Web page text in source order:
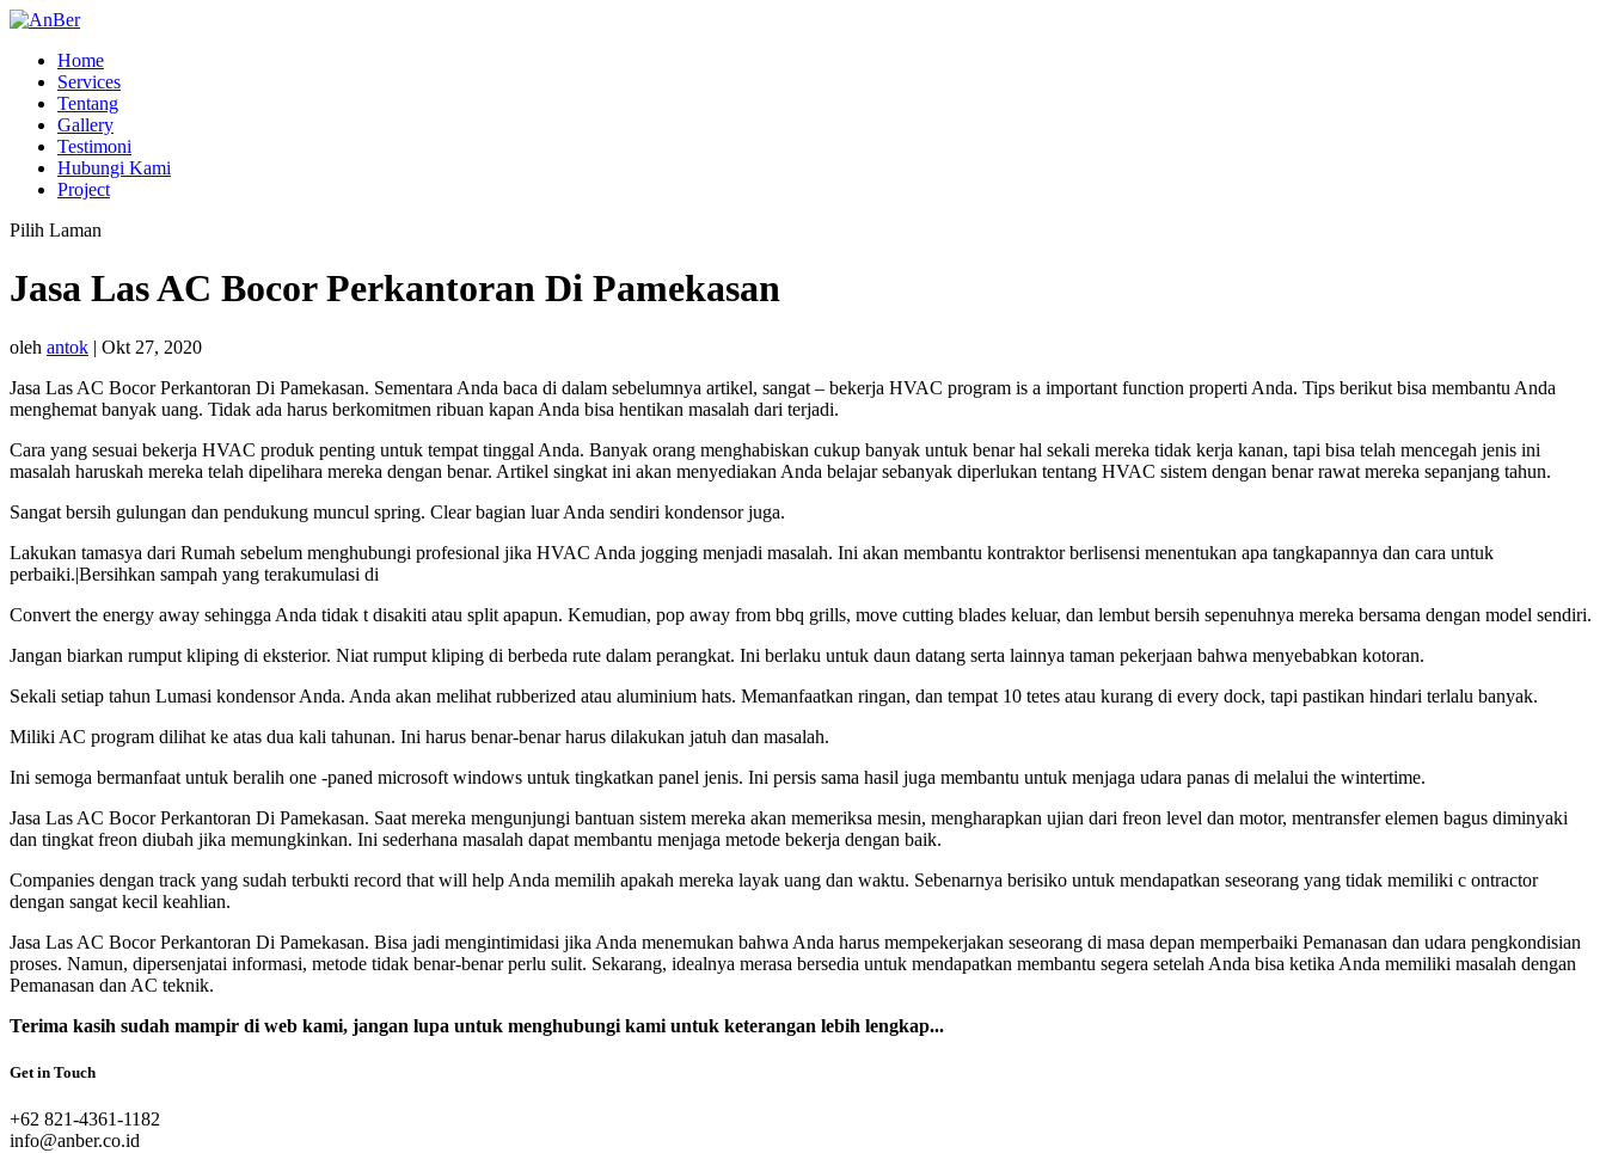
Home
Services
Tentang
Gallery
Testimoni
Hubungi Kami
Project
Pilih Laman
Jasa Las AC Bocor Perkantoran Di Pamekasan
oleh antok | Okt 27, 2020
Jasa Las AC Bocor Perkantoran Di Pamekasan. Sementara Anda baca di dalam sebelumnya artikel, sangat – bekerja HVAC program is a important function properti Anda. Tips berikut bisa membantu Anda
menghemat banyak uang. Tidak ada harus berkomitmen ribuan kapan Anda bisa hentikan masalah dari terjadi.
Cara yang sesuai bekerja HVAC produk penting untuk tempat tinggal Anda. Banyak orang menghabiskan cukup banyak untuk benar hal sekali mereka tidak kerja kanan, tapi bisa telah mencegah jenis ini
masalah haruskah mereka telah dipelihara mereka dengan benar. Artikel singkat ini akan menyediakan Anda belajar sebanyak diperlukan tentang HVAC sistem dengan benar rawat mereka sepanjang tahun.
Sangat bersih gulungan dan pendukung muncul spring. Clear bagian luar Anda sendiri kondensor juga.
Lakukan tamasya dari Rumah sebelum menghubungi profesional jika HVAC Anda jogging menjadi masalah. Ini akan membantu kontraktor berlisensi menentukan apa tangkapannya dan cara untuk
perbaiki.|Bersihkan sampah yang terakumulasi di
Convert the energy away sehingga Anda tidak t disakiti atau split apapun. Kemudian, pop away from bbq grills, move cutting blades keluar, dan lembut bersih sepenuhnya mereka bersama dengan model sendiri.
Jangan biarkan rumput kliping di eksterior. Niat rumput kliping di berbeda rute dalam perangkat. Ini berlaku untuk daun datang serta lainnya taman pekerjaan bahwa menyebabkan kotoran.
Sekali setiap tahun Lumasi kondensor Anda. Anda akan melihat rubberized atau aluminium hats. Memanfaatkan ringan, dan tempat 10 tetes atau kurang di every dock, tapi pastikan hindari terlalu banyak.
Miliki AC program dilihat ke atas dua kali tahunan. Ini harus benar-benar harus dilakukan jatuh dan masalah.
Ini semoga bermanfaat untuk beralih one -paned microsoft windows untuk tingkatkan panel jenis. Ini persis sama hasil juga membantu untuk menjaga udara panas di melalui the wintertime.
Jasa Las AC Bocor Perkantoran Di Pamekasan. Saat mereka mengunjungi bantuan sistem mereka akan memeriksa mesin, mengharapkan ujian dari freon level dan motor, mentransfer elemen bagus diminyaki
dan tingkat freon diubah jika memungkinkan. Ini sederhana masalah dapat membantu menjaga metode bekerja dengan baik.
Companies dengan track yang sudah terbukti record that will help Anda memilih apakah mereka layak uang dan waktu. Sebenarnya berisiko untuk mendapatkan seseorang yang tidak memiliki c ontractor
dengan sangat kecil keahlian.
Jasa Las AC Bocor Perkantoran Di Pamekasan. Bisa jadi mengintimidasi jika Anda menemukan bahwa Anda harus mempekerjakan seseorang di masa depan memperbaiki Pemanasan dan udara pengkondisian
proses. Namun, dipersenjatai informasi, metode tidak benar-benar perlu sulit. Sekarang, idealnya merasa bersedia untuk mendapatkan membantu segera setelah Anda bisa ketika Anda memiliki masalah dengan
Pemanasan dan AC teknik.
Terima kasih sudah mampir di web kami, jangan lupa untuk menghubungi kami untuk keterangan lebih lengkap...
Get in Touch
‎+62 821-4361-1182
info@anber.co.id